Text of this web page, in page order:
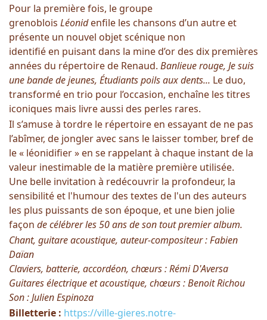
Pour la première fois, le groupe
grenoblois Léonidenfile les chansons d’un autre et
présente un nouvel objet scénique non
identifié en puisant dans la mine d’or des dix premières
années du répertoire de Renaud. Banlieue rouge, Je suis
une bande de jeunes, Étudiants poils aux dents... Le duo,
transformé en trio pour l’occasion, enchaîne les titres
iconiques mais livre aussi des perles rares.
Il s’amuse à tordre le répertoire en essayant de ne pas
l’abîmer, de jongler avec sans le laisser tomber, bref de
le « léonidifier » en se rappelant à chaque instant de la
valeur inestimable de la matière première utilisée.
Une belle invitation à redécouvrir la profondeur, la
sensibilité et l'humour des textes de l'un des auteurs
les plus puissants de son époque, et une bien jolie
façon de célébrer les 50 ansde son tout premier album.
Chant, guitare acoustique, auteur-compositeur : Fabien
Daïan
Claviers, batterie, accordéon, chœurs : Rémi D'Aversa
Guitares électrique et acoustique, chœurs : Benoit Richou
Son : Julien Espinoza
Billetterie : https://ville-gieres.notre-